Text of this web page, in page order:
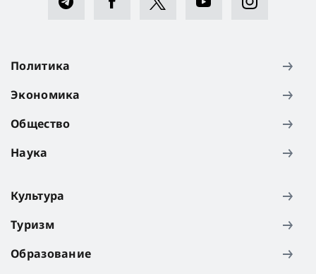
Политика
Экономика
Общество
Наука
Культура
Туризм
Образование